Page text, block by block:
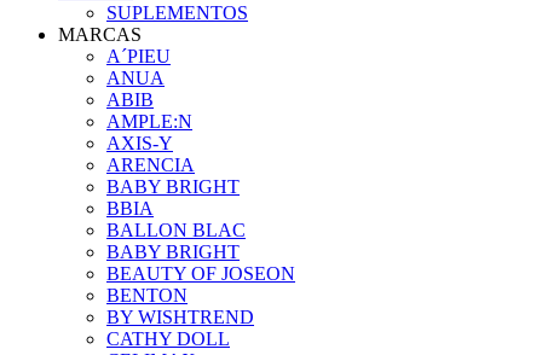
SUPLEMENTOS
MARCAS
A´PIEU
ANUA
ABIB
AMPLE:N
AXIS-Y
ARENCIA
BABY BRIGHT
BBIA
BALLON BLAC
BABY BRIGHT
BEAUTY OF JOSEON
BENTON
BY WISHTREND
CATHY DOLL